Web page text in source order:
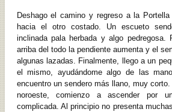
Deshago el camino y regreso a la
hacia el otro costado. Un escueto
inclinada pala herbada y algo pedregosa.
arriba del todo la pendiente aumenta y el
algunas lazadas. Finalmente, llego a un
el mismo, ayudándome algo de las
encuentro un sendero más llano, muy
noroeste, comienzo a ascender por
complicada. Al principio no presenta